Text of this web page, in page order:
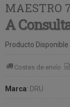
MAESTRO
A
Producto Disponible
Costes de envío
Marca: DRU